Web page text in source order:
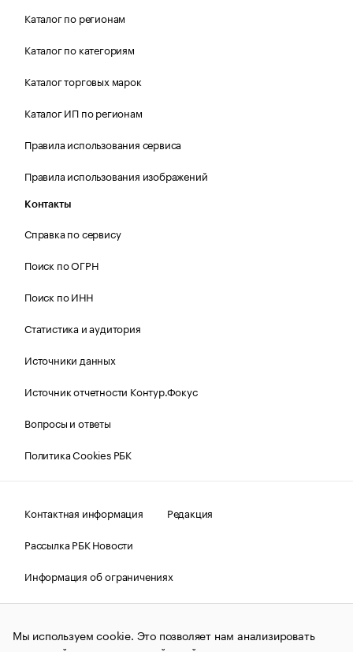
Каталог по регионам
Каталог по категориям
Каталог торговых марок
Каталог ИП по регионам
Правила использования сервиса
Правила использования изображений
Контакты
Справка по сервису
Поиск по ОГРН
Поиск по ИНН
Статистика и аудитория
Источники данных
Источник отчетности Контур.Фокус
Вопросы и ответы
Политика Cookies РБК
Контактная информация
Редакция
Рассылка РБК Новости
Информация об ограничениях
Правовая информация
О соблюдении авторских прав
© АО «РОСБИЗНЕСКОНСАЛТИНГ»,1995–2026.Сообщения
Мы используем cookie. Это позволяет нам анализировать